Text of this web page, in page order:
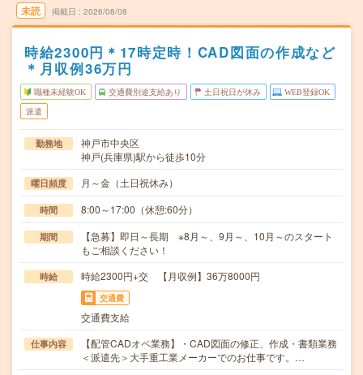
未読 掲載日 2026/08/08
時給2300円＊17時定時！CAD図面の作成など
＊月収例36万円
職種未経験OK 交通費別途支給あり 土日祝日が休み WEB登録OK
派遣
勤務地
神戸市中央区
神戸(兵庫県)駅から徒歩10分
曜日頻度 月～金（土日祝休み）
時間 8:00～17:00（休憩:60分）
期間
【急募】即日～長期 ※8月～、9月～、10月～のスタート
もご相談ください！
時給 時給2300円+交 【月収例】36万8000円
交通費
交通費支給
仕事内容
【配管CADオペ業務】・CAD図面の修正、作成・書類業務
＜派遣先＞大手重工業メーカーでのお仕事です。…